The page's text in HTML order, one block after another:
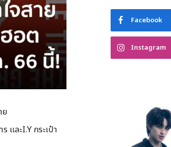
ย
และI.Y กระเป๋า
Facebook
Instagram